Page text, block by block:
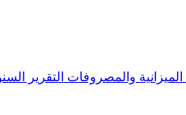
الميزانية والمصروفات التقرير